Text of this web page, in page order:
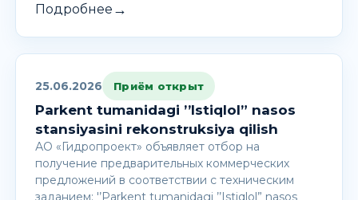
Подробнее →
25.06.2026 Приём открыт
Parkent tumanidagi ’’Istiqlol” nasos
stansiyasini rekonstruksiya qilish
АО «Гидропроект» объявляет отбор на
получение предварительных коммерческих
предложений в соответствии с техническим
заданием: '’Parkent tumanidagi ’’Istiqlol” nasos